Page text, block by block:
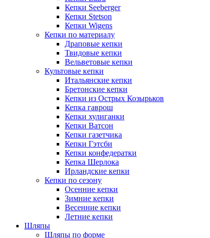
Кепки Seeberger
Кепки Stetson
Кепки Wigens
Кепки по материалу
Драповые кепки
Твидовые кепки
Вельветовые кепки
Культовые кепки
Итальянские кепки
Бретонские кепки
Кепки из Острых Козырьков
Кепка гаврош
Кепки хулиганки
Кепки Ватсон
Кепки газетчика
Кепки Гэтсби
Кепки конфедератки
Кепка Шерлока
Ирландские кепки
Кепки по сезону
Осенние кепки
Зимние кепки
Весенние кепки
Летние кепки
Шляпы
Шляпы по форме